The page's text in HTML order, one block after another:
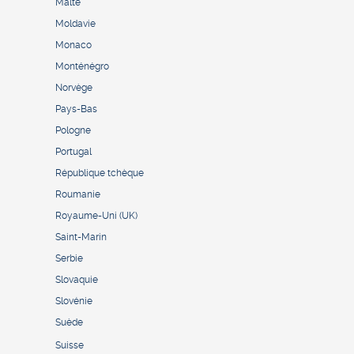
Malte
Moldavie
Monaco
Monténégro
Norvège
Pays-Bas
Pologne
Portugal
République tchèque
Roumanie
Royaume-Uni (UK)
Saint-Marin
Serbie
Slovaquie
Slovénie
Suède
Suisse